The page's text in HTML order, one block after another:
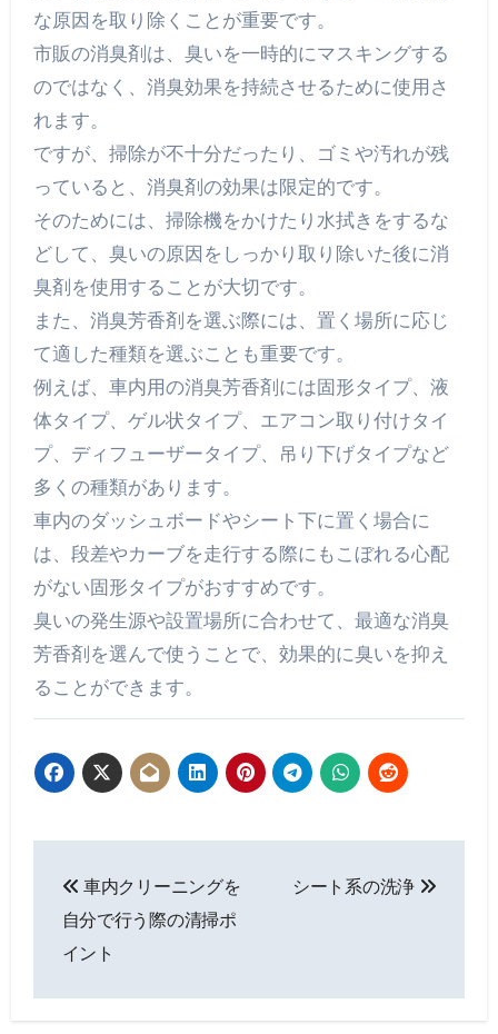
な原因を取り除くことが重要です。
市販の消臭剤は、臭いを一時的にマスキングする
のではなく、消臭効果を持続させるために使用さ
れます。
ですが、掃除が不十分だったり、ゴミや汚れが残
っていると、消臭剤の効果は限定的です。
そのためには、掃除機をかけたり水拭きをするな
どして、臭いの原因をしっかり取り除いた後に消
臭剤を使用することが大切です。
また、消臭芳香剤を選ぶ際には、置く場所に応じ
て適した種類を選ぶことも重要です。
例えば、車内用の消臭芳香剤には固形タイプ、液
体タイプ、ゲル状タイプ、エアコン取り付けタイ
プ、ディフューザータイプ、吊り下げタイプなど
多くの種類があります。
車内のダッシュボードやシート下に置く場合に
は、段差やカーブを走行する際にもこぼれる心配
がない固形タイプがおすすめです。
臭いの発生源や設置場所に合わせて、最適な消臭
芳香剤を選んで使うことで、効果的に臭いを抑え
ることができます。
稿
ナ
ビ
車内クリーニングを
自分で行う際の清掃ポ
イント
シート系の洗浄